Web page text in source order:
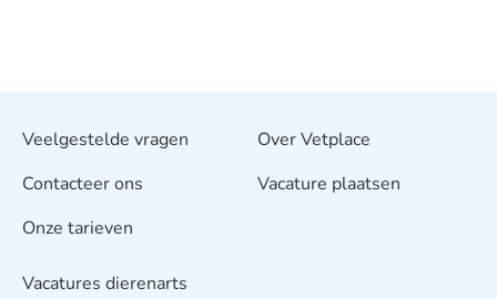
Veelgestelde vragen
Contacteer ons
Onze tarieven
Over Vetplace
Vacature plaatsen
Vacatures dierenarts